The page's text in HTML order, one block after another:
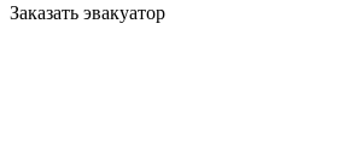
Заказать эвакуатор